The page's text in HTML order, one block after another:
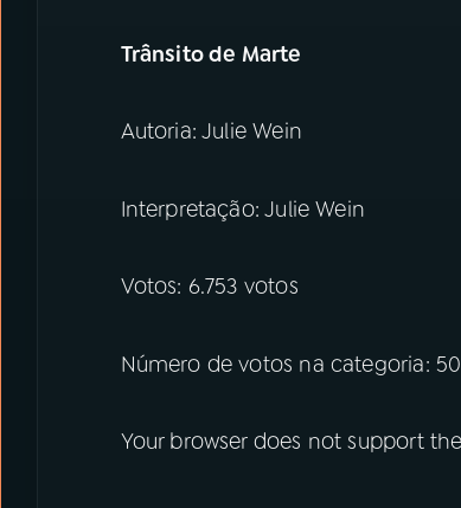
Trânsito de Marte
Autoria: Julie Wein
Interpretação: Julie Wein
Votos: 6.753 votos
Número de votos na categoria:
Your browser does not support